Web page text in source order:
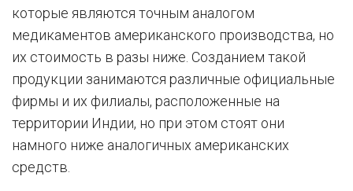
которые являются точным аналогом
медикаментов американского производства, но
их стоимость в разы ниже. Созданием такой
продукции занимаются различные официальные
фирмы и их филиалы, расположенные на
территории Индии, но при этом стоят они
намного ниже аналогичных американских
средств.